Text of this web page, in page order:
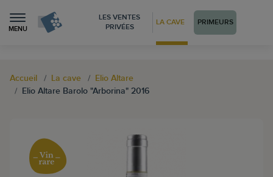
MENU
LES VENTES
PRIVÉES
LA CAVE PRIMEURS
Accueil La cave
Elio Altare
Elio Altare Barolo "Arborina" 2016